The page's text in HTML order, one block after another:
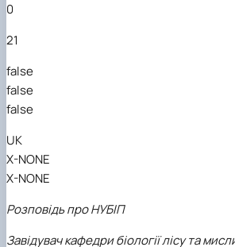
0
21
false
false
false
UK
X-NONE
X-NONE
Розповідь про НУБІП
Завідувач кафедри біології лісу та